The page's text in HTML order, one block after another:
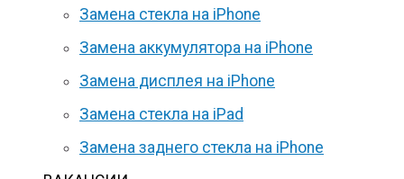
Замена стекла на iPhone
Замена аккумулятора на iPhone
Замена дисплея на iPhone
Замена стекла на iPad
Замена заднего стекла на iPhone